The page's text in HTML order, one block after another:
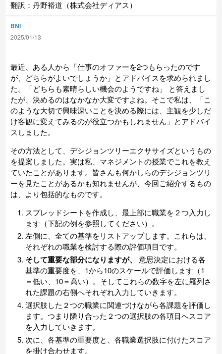
翻訳：丹野裕道（株式会社ディアス）
BNI
2025/01/13
最近、ある人から「仕事のオファーを2つもらったのです
が、どちらがよいでしょうか」とアドバイスを求められまし
た。「どちらも素晴らしい機会のようですね」 と答えまし
たが、決めるのはなかなか大変ですよね。そこで私は、「こ
のような大切で興味深いことを決める際には、主観を少しだ
け客観に変えてみるのが役立つかもしれません」とアドバイ
スしました。
その方法として、デシジョンツリーエクササイズというもの
を提案しました。実は私、マネジメントの授業でこれを教え
ていたことがあります。皆さんも何かしらのデシジョンツリ
ーを見たことがあるかも知れませんが 、今回ご紹介するもの
は、より包括的なものです。
スプレッドシートを作成し、最上部に職業を２つ入力し
ます（下記の例を参照してください）。
左側に、全ての基準をリストアップします。これらは、
それぞれの職業を検討する際の評価項目です。
そして重要な部分になりますが、
意思決定における各
基準の重要度を、1から10のスケールで評価します（1
＝低い、10＝高い）。そしてこれらの数字を左に羅列さ
れた課題の右側へそれぞれ入力していきます。
選択肢した２つの職業に関連づけながら各課題を評価し
ます。つまり隣り合った２つの選択肢の各項目へスコア
を入力していきます。
次に、各基準の重要度と、各職業選択肢に付けたスコア
を掛け合わせます。